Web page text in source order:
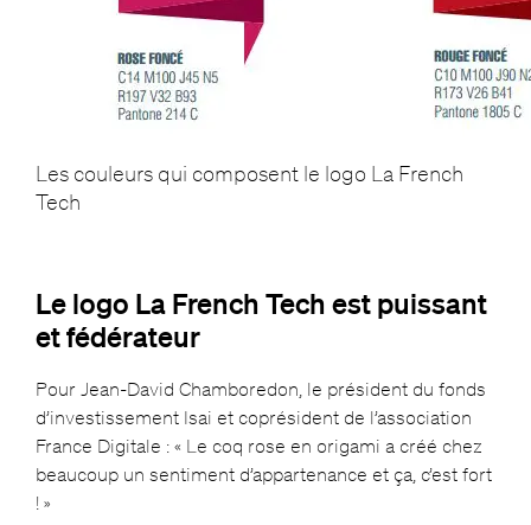
Les couleurs qui composent le logo La French
Tech
Le logo La French Tech est puissant
et fédérateur
Pour Jean-David Chamboredon, le président du fonds
d’investissement Isai et coprésident de l’association
France Digitale : « Le coq rose en origami a créé chez
beaucoup un sentiment d’appartenance et ça, c’est fort
! »